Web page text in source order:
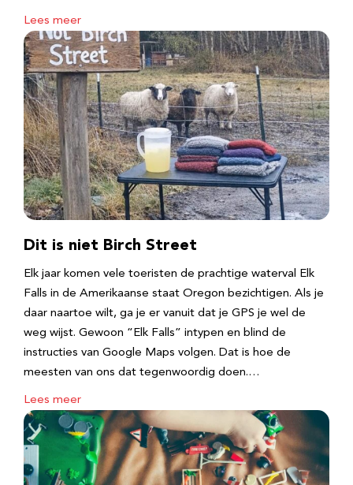
Lees meer
Dit is niet Birch Street
Elk jaar komen vele toeristen de prachtige waterval Elk
Falls in de Amerikaanse staat Oregon bezichtigen. Als je
daar naartoe wilt, ga je er vanuit dat je GPS je wel de
weg wijst. Gewoon “Elk Falls” intypen en blind de
instructies van Google Maps volgen. Dat is hoe de
meesten van ons dat tegenwoordig doen.…
Lees meer